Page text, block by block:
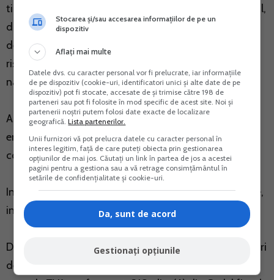
timpului la sediul firmei cu care are incheiat contractul,
daca sunt indeplinite cel putin 4 din cele 7 criterii
descrise la art. 7 pct. 3 din Codul fiscal, nu mai exista
risc de reconsiderarea activitatii sale ca fiind de
natura salariala, incepand cu anul 2017.
Astfel, PFA va emite si facturi iar in baza facturilor
emise de acesta, veti inregistra cheltuielile in
contabilitate, similar ca si de la alti furnizori.
In calitate de beneficar, al PFA, nu alte obligatii fiscale,
in afara celor obisnuite (ex.declarare in D394 etc.)
Daca intr-un an fiscal, PFA realizeaza venituri mai mari
de 220.000 de lei, va avea obligatia inregistrarii in
Stocarea și/sau accesarea informațiilor de pe un
dispozitiv
Aflați mai multe
Datele dvs. cu caracter personal vor fi prelucrate, iar informațiile
de pe dispozitiv (cookie-uri, identificatori unici și alte date de pe
dispozitiv) pot fi stocate, accesate de și trimise către 198 de
parteneri sau pot fi folosite în mod specific de acest site. Noi și
partenerii noștri putem folosi date exacte de localizare
geografică.Lista partenerilor.
Unii furnizori vă pot prelucra datele cu caracter personal în
interes legitim, față de care puteți obiecta prin gestionarea
opțiunilor de mai jos. Căutați un link în partea de jos a acestei
pagini pentru a gestiona sau a vă retrage consimțământul în
setările de confidențialitate și cookie-uri.
Da, sunt de acord
Gestionați opțiunile